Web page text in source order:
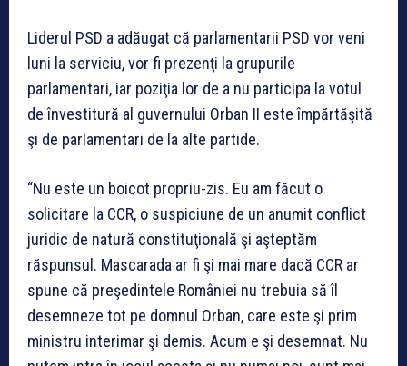
Liderul PSD a adăugat că parlamentarii PSD vor veni
luni la serviciu, vor fi prezenţi la grupurile
parlamentari, iar poziţia lor de a nu participa la votul
de învestitură al guvernului Orban II este împărtăşită
şi de parlamentari de la alte partide.
“Nu este un boicot propriu-zis. Eu am făcut o
solicitare la CCR, o suspiciune de un anumit conflict
juridic de natură constituţională şi aşteptăm
răspunsul. Mascarada ar fi şi mai mare dacă CCR ar
spune că preşedintele României nu trebuia să îl
desemneze tot pe domnul Orban, care este şi prim
ministru interimar şi demis. Acum e şi desemnat. Nu